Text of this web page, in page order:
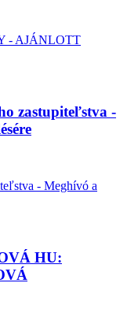
- AJÁNLOTT
zastupiteľstva -
- Meghívó a
HU: